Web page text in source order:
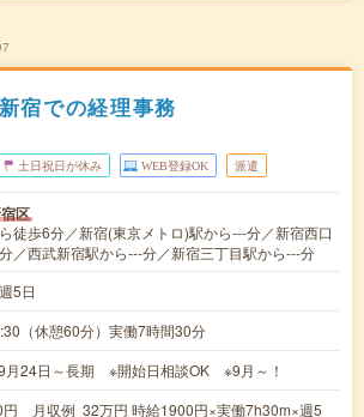
宿での経理事務
土日祝日が休み WEB登録OK 派遣
区
徒歩6分／新宿(東京メトロ)駅から---分／新宿西口
／西武新宿駅から---分／新宿三丁目駅から---分
5日
（休憩60分）実働7時間30分
月24日～長期 ※開始日相談OK ※9月～！
円 月収例 32万円 時給1900円×実働7h30m×週5